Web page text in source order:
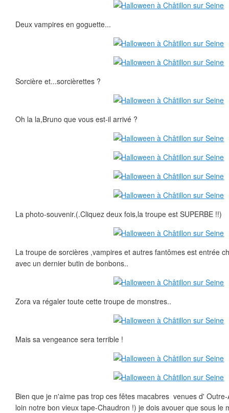
Deux vampires en goguette...
Sorcière et...sorcièrettes ?
Oh la la,Bruno que vous est-il arrivé ?
La photo-souvenir.(.Cliquez deux fois,la troupe est SUPERBE !!)
La troupe de sorcières ,vampires et autres fantômes est entrée
avec un dernier butin de bonbons..
Zora va régaler toute cette troupe de monstres..
Mais sa vengeance sera terrible !
Bien que je n'aime pas trop ces fêtes macabres venues d'
loin notre bon vieux tape-Chaudron !) je dois avouer que sous le